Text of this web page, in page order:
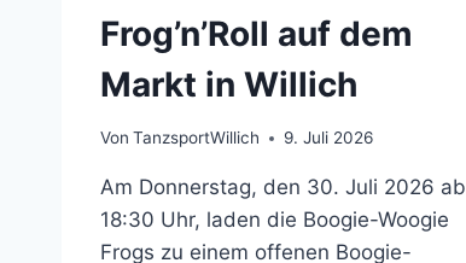
Frog’n’Roll auf dem
Markt in Willich
Von TanzsportWillich 9. Juli 2026
Am Donnerstag, den 30. Juli 2026 ab
18:30 Uhr, laden die Boogie-Woogie
Frogs zu einem offenen Boogie-